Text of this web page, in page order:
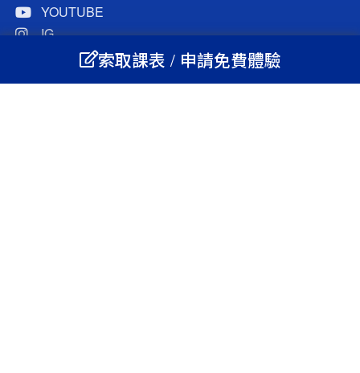
YOUTUBE
IG
LINE@官方
學員選課
索取課表 / 申請免費體驗